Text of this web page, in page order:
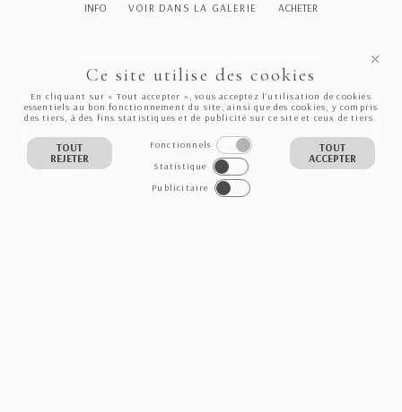
INFO VOIR DANS LA GALERIE ACHETER
Ce site utilise des cookies
En cliquant sur « Tout accepter », vous acceptez l’utilisation de cookies
essentiels au bon fonctionnement du site, ainsi que des cookies, y compris
des tiers, à des fins statistiques et de publicité sur ce site et ceux de tiers.
TOUT
REJETER
Fonctionnels
Statistique
Publicitaire
TOUT
ACCEPTER